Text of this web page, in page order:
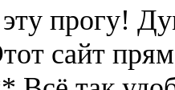
прогу!
сайт